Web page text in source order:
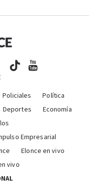
Policiales
Política
Deportes
Economía
Empresarial
Elonce en vivo
vivo